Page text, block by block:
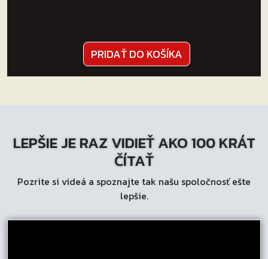
PRIDAŤ DO KOŠÍKA
LEPŠIE JE RAZ VIDIEŤ AKO 100 KRÁT
ČÍTAŤ
Pozrite si videá a spoznajte tak našu spoločnosť ešte
lepšie.